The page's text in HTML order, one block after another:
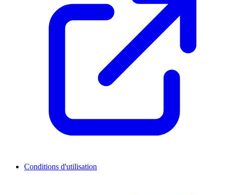
Conditions d'utilisation